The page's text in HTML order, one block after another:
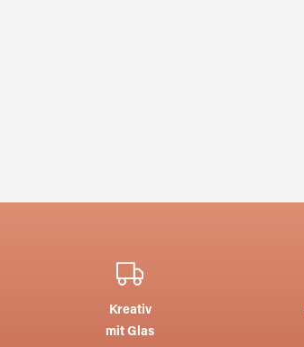
Kreativ
mit Glas